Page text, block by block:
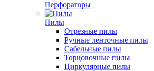
Перфораторы
Пилы
Отрезные пилы
Ручные ленточные пилы
Сабельные пилы
Торцовочные пилы
Циркулярные пилы